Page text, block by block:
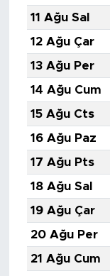
11 Ağu Sal
12 Ağu Çar
13 Ağu Per
14 Ağu Cum
15 Ağu Cts
16 Ağu Paz
17 Ağu Pts
18 Ağu Sal
19 Ağu Çar
20 Ağu Per
21 Ağu Cum